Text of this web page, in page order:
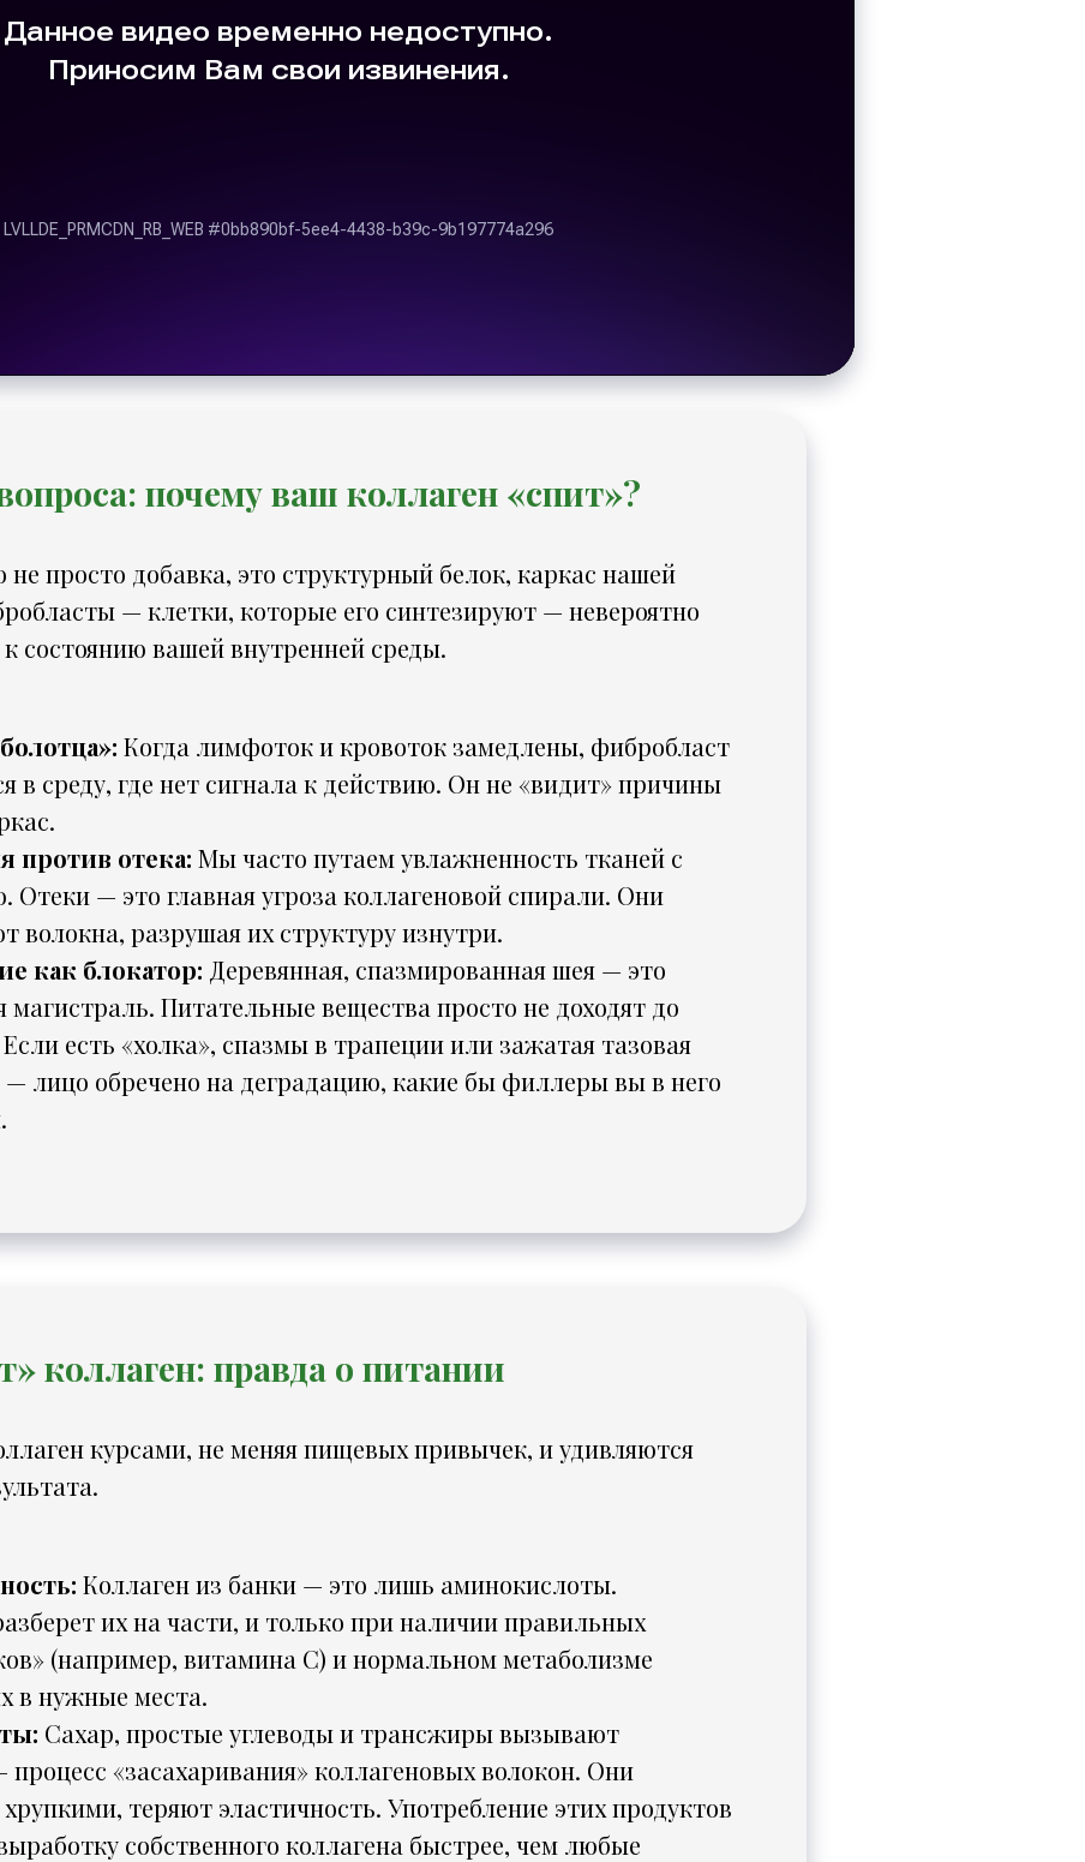
почему ваш коллаген «спит»?
не просто добавка, это структурный белок, каркас нашей
— клетки, которые его синтезируют — невероятно
состоянию вашей внутренней среды.
Когда лимфоток и кровоток замедлены, фибробласт
в среду, где нет сигнала к действию. Он не «видит» причины
против отека: Мы часто путаем увлажненность тканей с
Отеки — это главная угроза коллагеновой спирали. Они
волокна, разрушая их структуру изнутри.
как блокатор: Деревянная, спазмированная шея — это
магистраль. Питательные вещества просто не доходят до
есть «холка», спазмы в трапеции или зажатая тазовая
лицо обречено на деградацию, какие бы филлеры вы в него
коллаген: правда о питании
курсами, не меняя пищевых привычек, и удивляются
Коллаген из банки — это лишь аминокислоты.
их на части, и только при наличии правильных
(например, витамина С) и нормальном метаболизме
в нужные места.
Сахар, простые углеводы и трансжиры вызывают
«засахаривания» коллагеновых волокон. Они
хрупкими, теряют эластичность. Употребление этих продуктов
собственного коллагена быстрее, чем любые